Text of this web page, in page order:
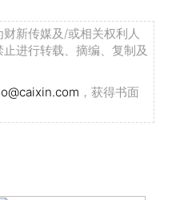
新传媒及/或相关权利人
进行转载、摘编、复制及
，获得书面